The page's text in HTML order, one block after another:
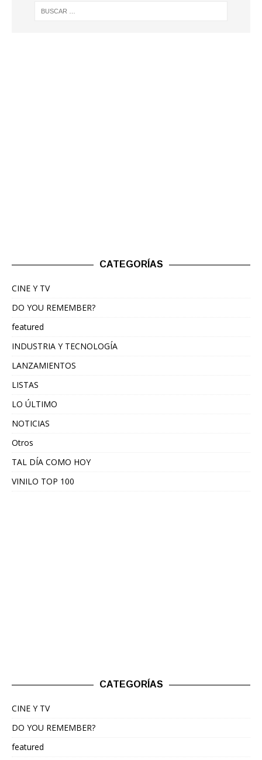
CATEGORÍAS
CINE Y TV
DO YOU REMEMBER?
featured
INDUSTRIA Y TECNOLOGÍA
LANZAMIENTOS
LISTAS
LO ÚLTIMO
NOTICIAS
Otros
TAL DÍA COMO HOY
VINILO TOP 100
CATEGORÍAS
CINE Y TV
DO YOU REMEMBER?
featured